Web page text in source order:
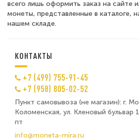
всего лишь оформить заказ на сайте
монеты, представленные в каталоге,
нашем складе.
КОНТАКТЫ
+7 (499) 755-91-45
+7 (958) 805-02-52
Пункт самовывоза (не магазин): г.
Коломенская, ул. Кленовый бульвар
пт
info@moneta-mira.ru